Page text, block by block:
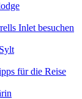
Inlet besuchen
für die Reise